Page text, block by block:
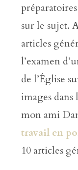
sur le sujet.
articles
l’examen
de l’Église
images
mon ami
travail en
10 articles